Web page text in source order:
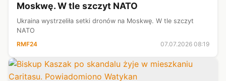
Moskwę. W tle szczyt NATO
Ukraina wystrzeliła setki dronów na Moskwę. W tle szczyt
NATO
RMF24
07.07.2026 08:19